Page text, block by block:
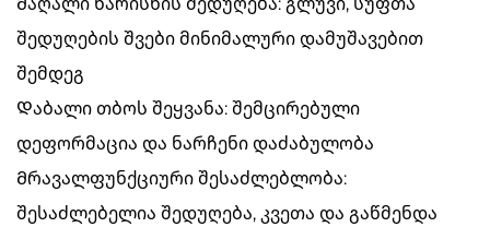
შედუღების შვები მინიმალური დამუშავებით
შემდეგ
Დაბალი თბოს შეყვანა: შემცირებული
დეფორმაცია და ნარჩენი დაძაბულობა
Მრავალფუნქციური შესაძლებლობა:
შესაძლებელია შედუღება, კვეთა და გაწმენდა